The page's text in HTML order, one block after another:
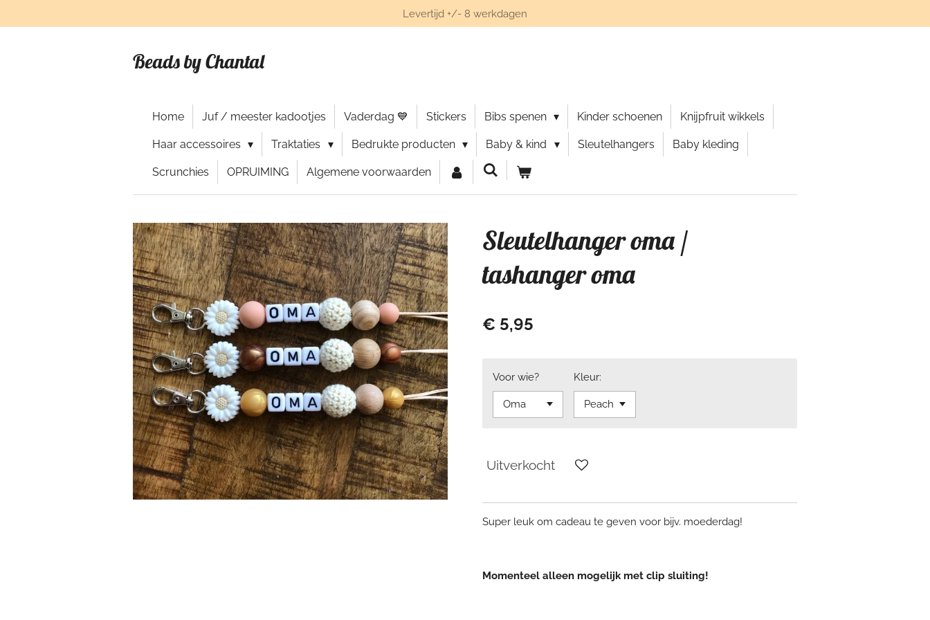
direct
Levertijd +/- 8 werkdagen
Beads by Chantal
Home Juf / meester kadootjes Vaderdag 💙 Stickers Bibs spenen Kinder schoenen Knijpfruit wikkels
Haar accessoires Traktaties Bedrukte producten Baby & kind Sleutelhangers Baby kleding
Scrunchies OPRUIMING Algemene voorwaarden
Sleutelhanger oma /
tashanger oma
€ 5,95
Voor wie? Kleur:
Uitverkocht
Super leuk om cadeau te geven voor bijv. moederdag!
Momenteel alleen mogelijk met clip sluiting!